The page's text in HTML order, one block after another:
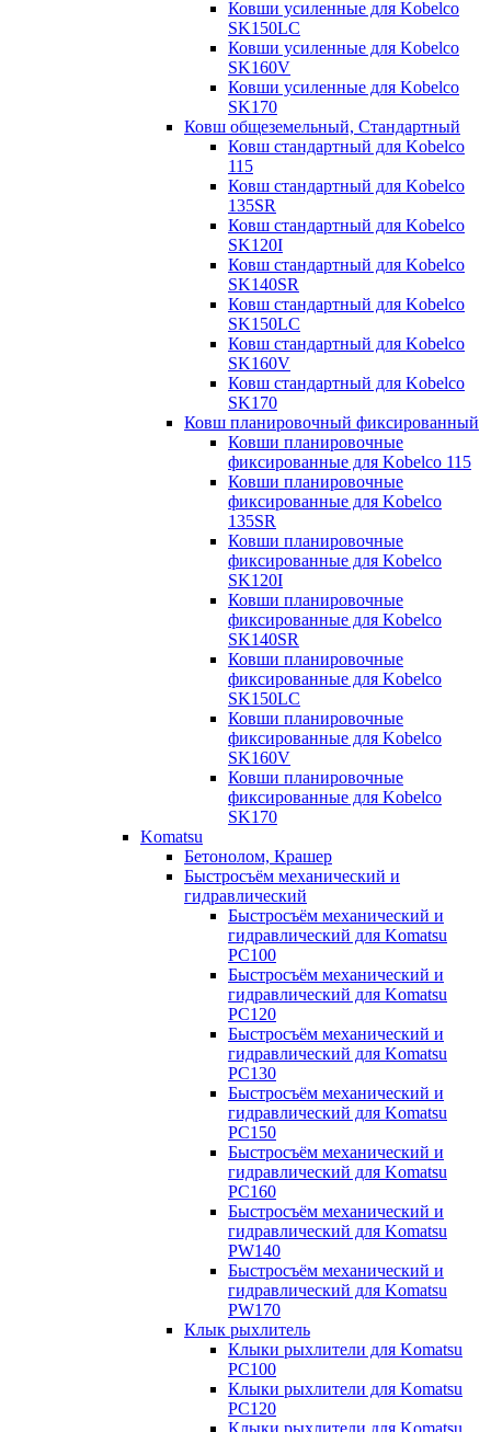
Ковши усиленные для Kobelco
SK150LC
Ковши усиленные для Kobelco
SK160V
Ковши усиленные для Kobelco
SK170
Ковш общеземельный, Стандартный
Ковш стандартный для Kobelco
115
Ковш стандартный для Kobelco
135SR
Ковш стандартный для Kobelco
SK120I
Ковш стандартный для Kobelco
SK140SR
Ковш стандартный для Kobelco
SK150LC
Ковш стандартный для Kobelco
SK160V
Ковш стандартный для Kobelco
SK170
Ковш планировочный фиксированный
Ковши планировочные
фиксированные для Kobelco 115
Ковши планировочные
фиксированные для Kobelco
135SR
Ковши планировочные
фиксированные для Kobelco
SK120I
Ковши планировочные
фиксированные для Kobelco
SK140SR
Ковши планировочные
фиксированные для Kobelco
SK150LC
Ковши планировочные
фиксированные для Kobelco
SK160V
Ковши планировочные
фиксированные для Kobelco
SK170
Komatsu
Бетонолом, Крашер
Быстросъём механический и
гидравлический
Быстросъём механический и
гидравлический для Komatsu
PC100
Быстросъём механический и
гидравлический для Komatsu
PC120
Быстросъём механический и
гидравлический для Komatsu
PC130
Быстросъём механический и
гидравлический для Komatsu
PC150
Быстросъём механический и
гидравлический для Komatsu
PC160
Быстросъём механический и
гидравлический для Komatsu
PW140
Быстросъём механический и
гидравлический для Komatsu
PW170
Клык рыхлитель
Клыки рыхлители для Komatsu
PC100
Клыки рыхлители для Komatsu
PC120
Клыки рыхлители для Komatsu